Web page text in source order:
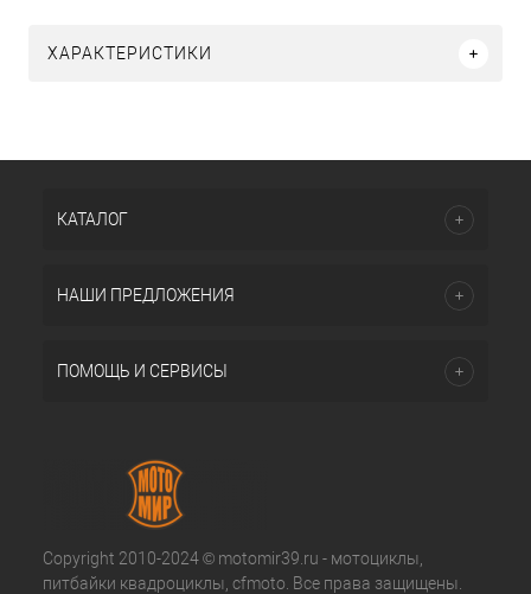
ХАРАКТЕРИСТИКИ
КАТАЛОГ
НАШИ ПРЕДЛОЖЕНИЯ
ПОМОЩЬ И СЕРВИСЫ
Copyright 2010-2024 © motomir39.ru - мотоциклы,
питбайки квадроциклы, cfmoto. Все права защищены.